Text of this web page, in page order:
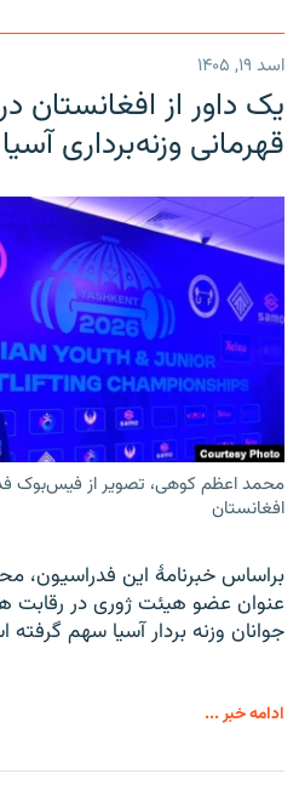
اسد ۱۹, ۱۴۰۵
یک داور از افغانستان
قهرمانی وزنه‌برداری
محمد اعظم کوهی، تصویر از فیس‌بوک
افغانستان
براساس خبرنامۀ این فدراسیون،
عنوان عضو هیئت ژوری در رقابت
جوانان وزنه بردار آسیا سهم
ادامه خبر ...